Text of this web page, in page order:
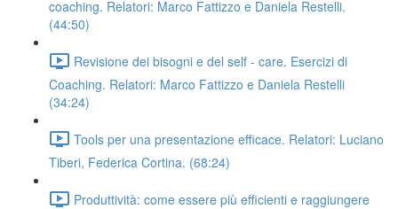
coaching. Relatori: Marco Fattizzo e Daniela Restelli.
(44:50)
Revisione dei bisogni e del self - care. Esercizi di
Coaching. Relatori: Marco Fattizzo e Daniela Restelli
(34:24)
Tools per una presentazione efficace. Relatori: Luciano
Tiberi, Federica Cortina. (68:24)
Produttività: come essere più efficienti e raggiungere